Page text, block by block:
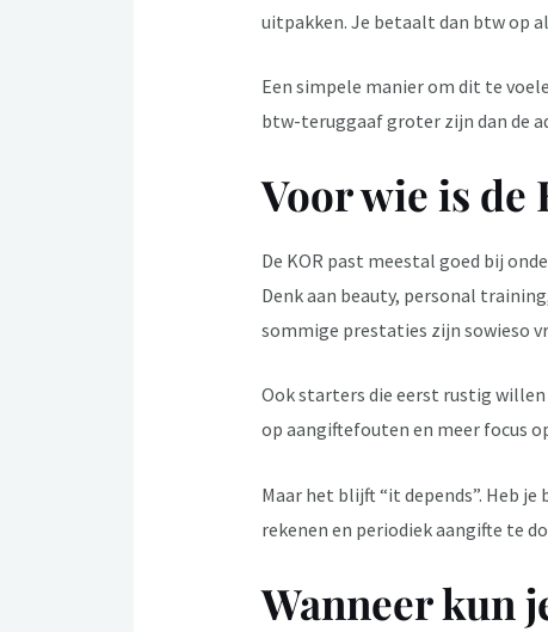
uitpakken. Je betaalt dan btw op
Een simpele manier om dit te
btw-teruggaaf groter zijn dan de
Voor wie is de
De KOR past meestal goed bij
Denk aan beauty, personal
sommige prestaties zijn sowieso
Ook starters die eerst rustig
op aangiftefouten en meer focus
Maar het blijft “it depends”. Heb
rekenen en periodiek aangifte te
Wanneer kun